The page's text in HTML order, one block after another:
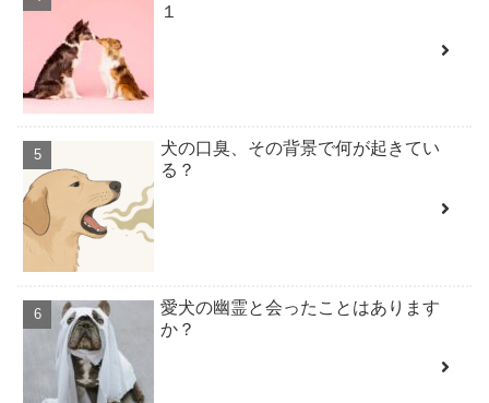
１
犬の口臭、その背景で何が起きてい
る？
愛犬の幽霊と会ったことはあります
か？